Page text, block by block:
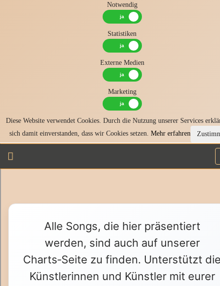
Notwendig
Statistiken
Externe Medien
Marketing
Diese Website verwendet Cookies. Durch die Nutzung unserer Services
sich damit einverstanden, dass wir Cookies setzen. Mehr erfahren
Alle Songs, die hier präsentiert
werden, sind auch auf unserer
Charts‑Seite zu finden. Unterstützt
Künstlerinnen und Künstler mit eurer